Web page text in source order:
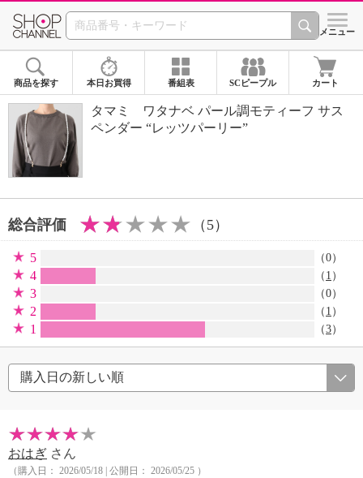
SHOP CHANNEL シメニュー
商品を探す 本日お買得 番組表 SCピープル カート
タマミ ワタナベ パール調モティーフ サス
ペンダー “レッツパーリー”
総合評価 （5）
5 （0）
4 （ 1 ）
3 （0）
2 （ 1 ）
1 （3）
おはぎ さん
（購入日： 2026/05/18 | 公開日： 2026/05/25 ）